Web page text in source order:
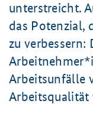
unterstreicht.
das Potenzial,
zu verbessern:
Arbeitsunfälle
Arbeitsqualität